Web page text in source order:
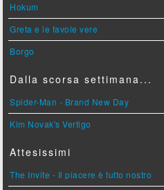
Hokum
Greta e le favole vere
Borgo
Dalla scorsa settimana...
Spider-Man - Brand New Day
Kim Novak's Vertigo
Attesissimi
The Invite - Il piacere è tutto nostro